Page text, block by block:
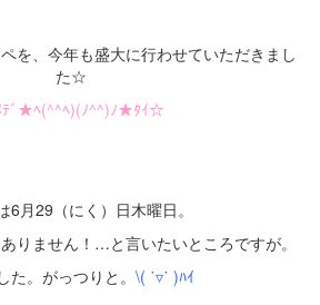
を、今年も盛大に行わせていただきまし
た☆
ﾞ★ﾍ(^^ﾍ)(ﾉ^^)ﾉ★ﾀｲ☆
6月29（にく）日木曜日。
りません！…と言いたいところですが。
た。がっつりと。 \( ˙▿˙ )ﾊｲ